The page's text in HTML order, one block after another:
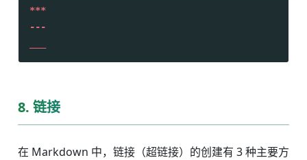
***
---
8. 链接
在 Markdown 中，链接（超链接）的创建有 3 种主要方